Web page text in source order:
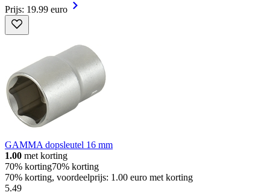
Prijs: 19.99 euro
GAMMA dopsleutel 16 mm
1.00 met korting
70% korting70% korting
70% korting, voordeelprijs: 1.00 euro met korting
5.49